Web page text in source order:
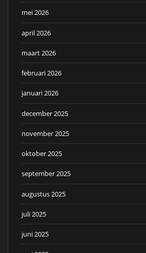
mei 2026
april 2026
maart 2026
februari 2026
januari 2026
december 2025
november 2025
oktober 2025
september 2025
augustus 2025
juli 2025
juni 2025